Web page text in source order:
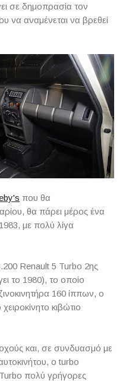
σε δημοπρασία τον
να αναμένεται να βρεθεί
που θα
θα πάρει μέρος ένα
με πολύ λίγα
Renault 5 Turbo 2ης
το 1980), το οποίο
160 ίππων, ο
κιβώτιο
και, σε συνδυασμό με
ο turbo
Turbo πολύ γρήγορες